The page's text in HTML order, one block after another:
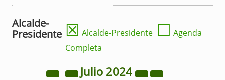
Alcalde-
Presidente ☒ Alcalde-Presidente ☐ Agenda
Completa
Julio 2024